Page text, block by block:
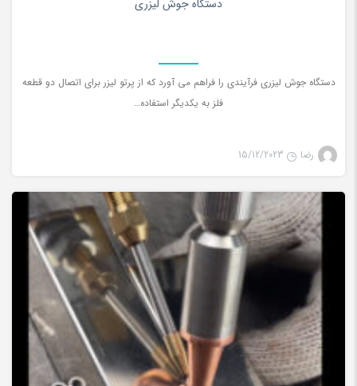
دستگاه جوش لیزری
دستگاه جوش لیزری فرآیندی را فراهم می آورد که از پرتو لیزر برای اتصال دو قطعه
فلز به یکدیگر استفاده…
رضا 15/12/2023